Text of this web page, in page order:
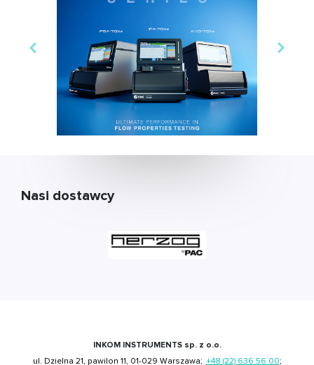
Nasi dostawcy
INKOM INSTRUMENTS sp. z o.o.
ul. Dzielna 21, pawilon 11, 01-029 Warszawa; +48 (22) 636 56 00;